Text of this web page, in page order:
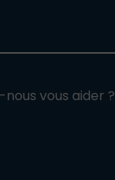
vous aider ?